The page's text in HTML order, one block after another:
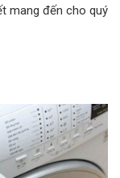
mang đến cho quý